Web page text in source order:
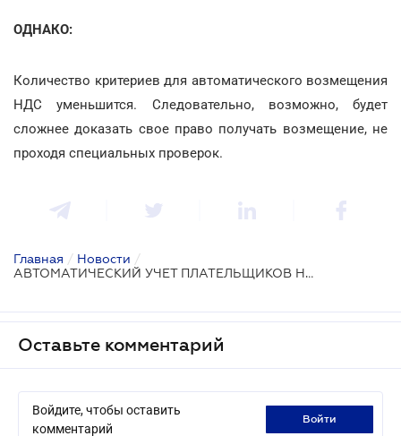
ОДНАКО:
Количество критериев для автоматического возмещения
НДС уменьшится. Следовательно, возможно, будет
сложнее доказать свое право получать возмещение, не
проходя специальных проверок.
Главная / Новости /
АВТОМАТИЧЕСКИЙ УЧЕТ ПЛАТЕЛЬЩИКОВ НДС
Оставьте комментарий
Войдите, чтобы оставить
комментарий
войти